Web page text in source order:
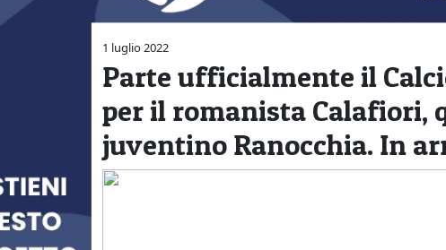
1 luglio 2022
Parte ufficialmente il
per il romanista Calafiori,
juventino Ranocchia. In